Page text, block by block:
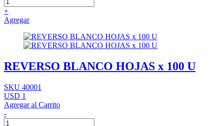
+
Agregar
REVERSO BLANCO HOJAS x 100 U
SKU 40001
USD 1
Agregar al Carrito
-